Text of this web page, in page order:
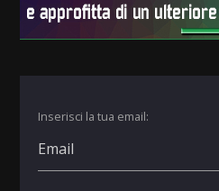
Inserisci la tua email: